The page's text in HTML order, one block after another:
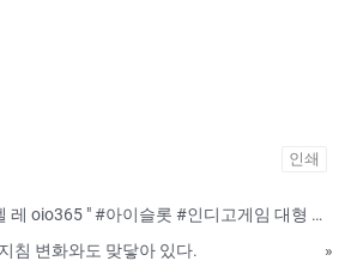
인쇄
와일드 홀덤 " 카 톡 텔 레 oio365 " #아이슬롯 #인디고게임 대형 무료 홀덤토너먼트
침 변화와도 맞닿아 있다.
»